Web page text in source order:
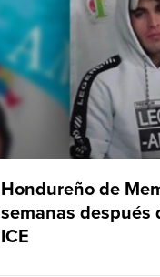
Hondureño de
semanas después
ICE